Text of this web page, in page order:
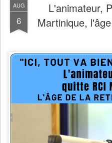
AUG
6
L'animateur,
Martinique,